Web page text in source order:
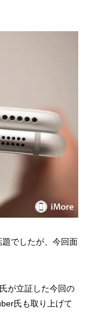
でしたが、今回面
が立証した今回の
氏も取り上げて